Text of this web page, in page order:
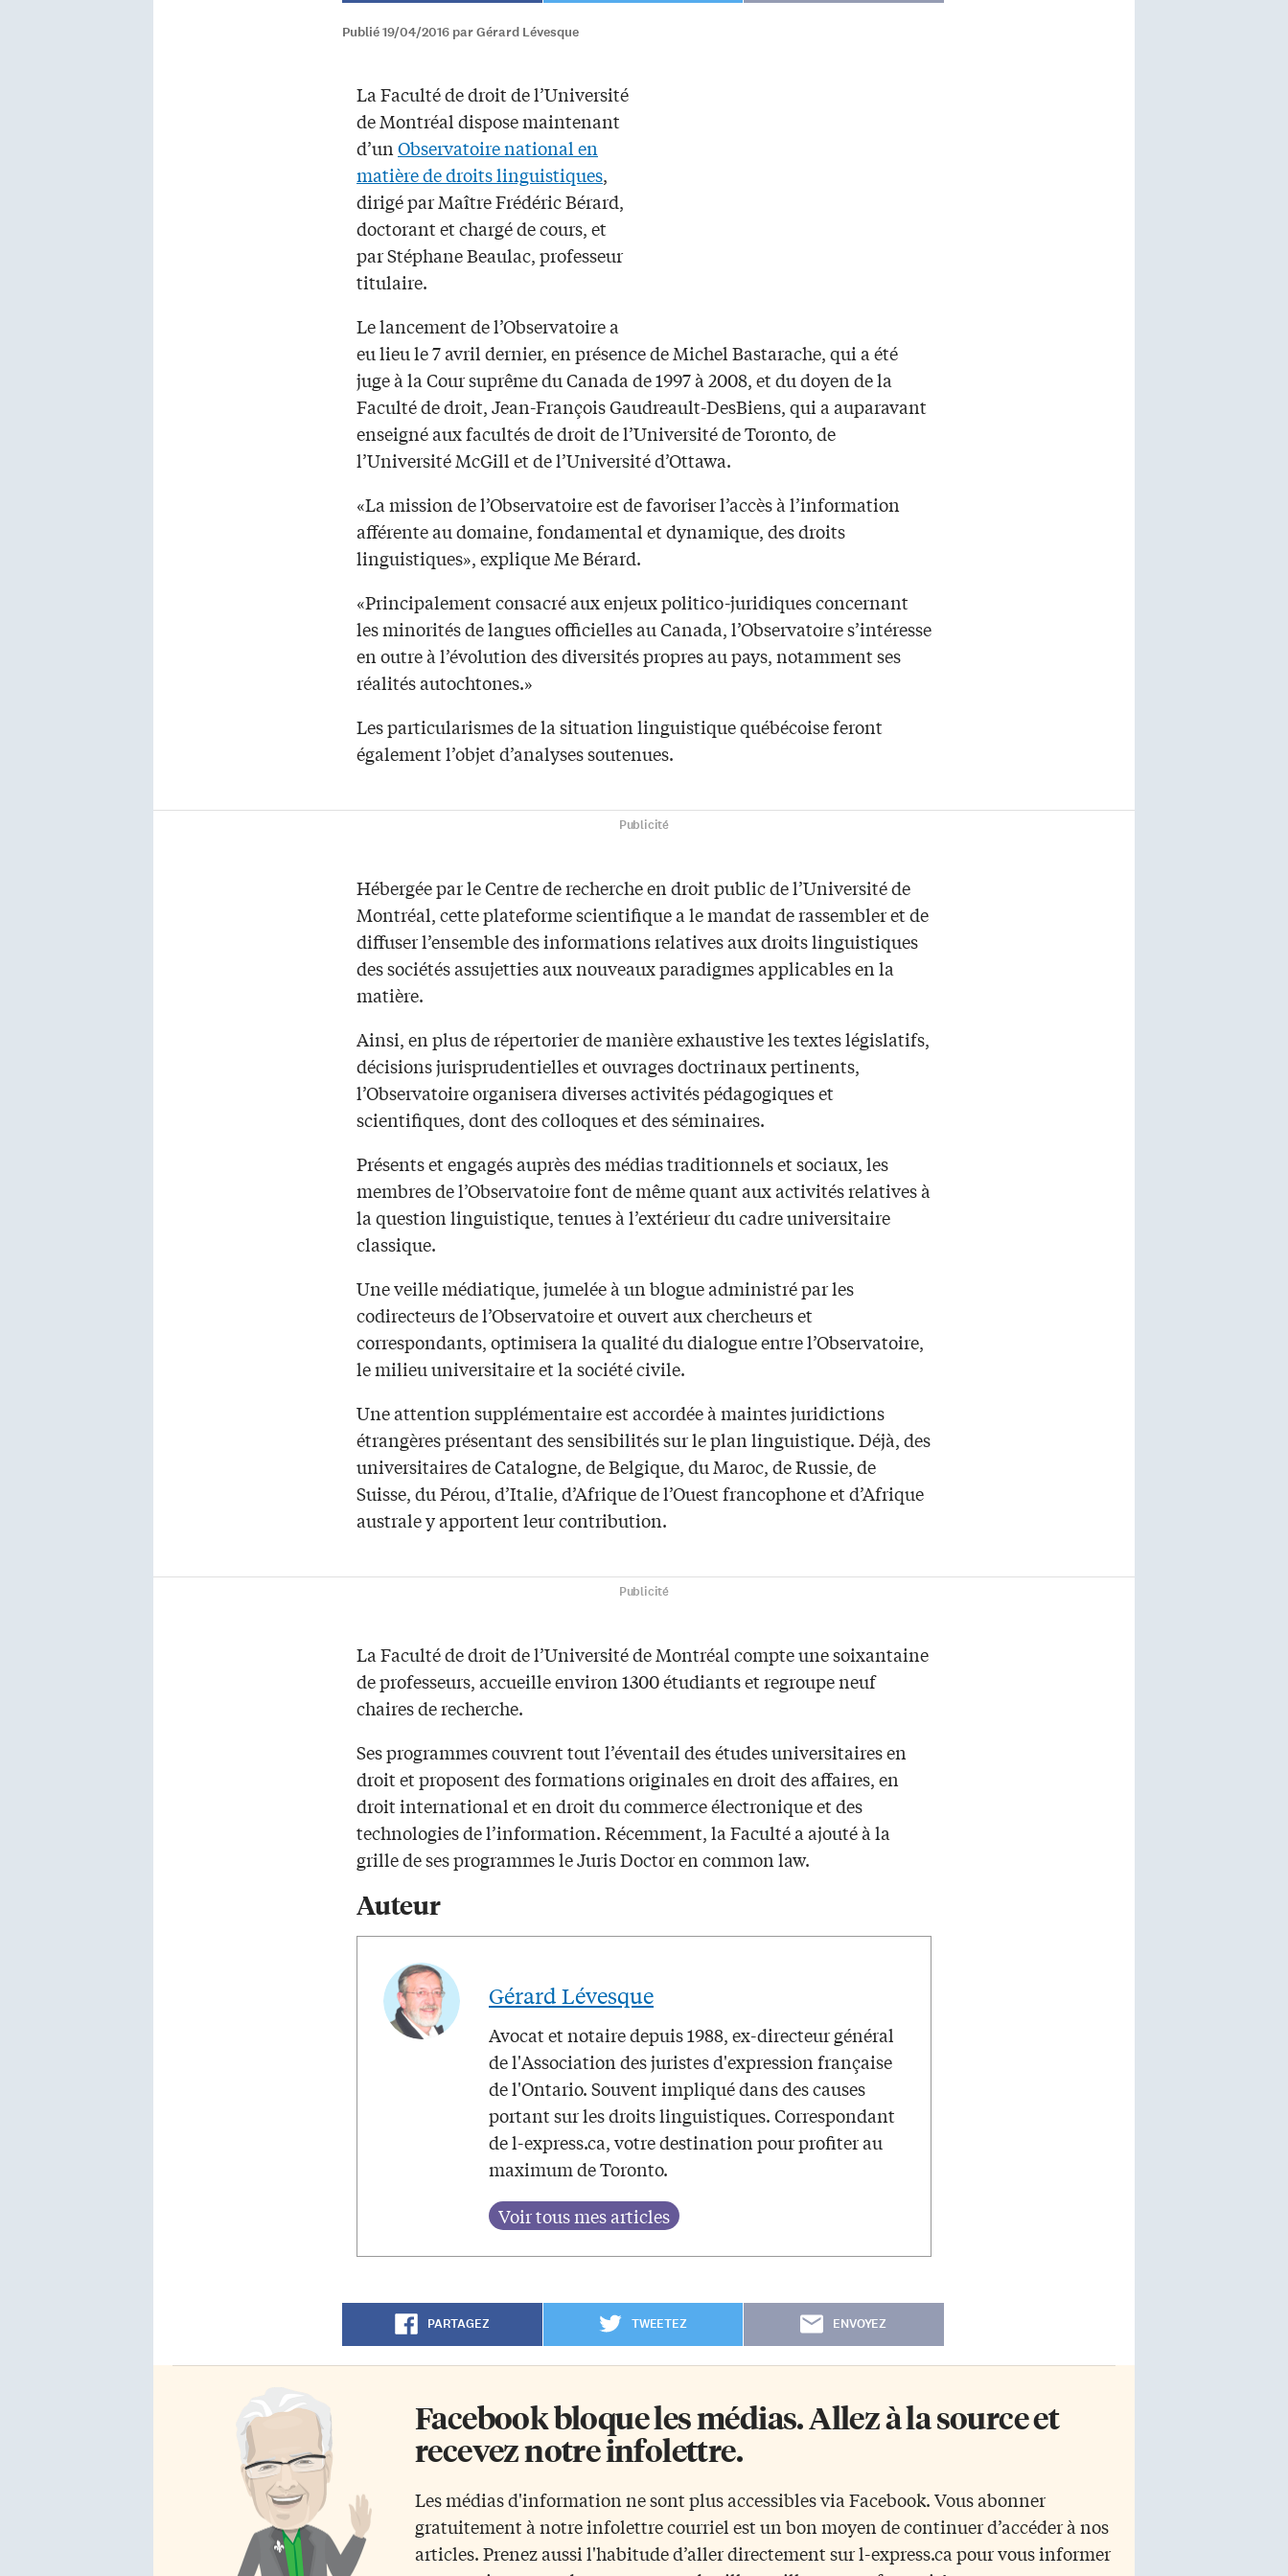
Publié 19/04/2016 par Gérard Lévesque
La Faculté de droit de l’Université
de Montréal dispose maintenant
d’unObservatoire national en
matière de droits linguistiques,
dirigé par Maître Frédéric Bérard,
doctorant et chargé de cours, et
par Stéphane Beaulac, professeur
titulaire.
Le lancement de l’Observatoire a
eu lieu le 7 avril dernier, en présence de Michel Bastarache, qui a été
juge à la Cour suprême du Canada de 1997 à 2008, et du doyen de la
Faculté de droit, Jean-François Gaudreault-DesBiens, qui a auparavant
enseigné aux facultés de droit de l’Université de Toronto, de
l’Université McGill et de l’Université d’Ottawa.
«La mission de l’Observatoire est de favoriser l’accès à l’information
afférente au domaine, fondamental et dynamique, des droits
linguistiques», explique Me Bérard.
«Principalement consacré aux enjeux politico-juridiques concernant
les minorités de langues officielles au Canada, l’Observatoire s’intéresse
en outre à l’évolution des diversités propres au pays, notamment ses
réalités autochtones.»
Les particularismes de la situation linguistique québécoise feront
également l’objet d’analyses soutenues.
Publicité
Hébergée par le Centre de recherche en droit public de l’Université de
Montréal, cette plateforme scientifique a le mandat de rassembler et de
diffuser l’ensemble des informations relatives aux droits linguistiques
des sociétés assujetties aux nouveaux paradigmes applicables en la
matière.
Ainsi, en plus de répertorier de manière exhaustive les textes législatifs,
décisions jurisprudentielles et ouvrages doctrinaux pertinents,
l’Observatoire organisera diverses activités pédagogiques et
scientifiques, dont des colloques et des séminaires.
Présents et engagés auprès des médias traditionnels et sociaux, les
membres de l’Observatoire font de même quant aux activités relatives à
la question linguistique, tenues à l’extérieur du cadre universitaire
classique.
Une veille médiatique, jumelée à un blogue administré par les
codirecteurs de l’Observatoire et ouvert aux chercheurs et
correspondants, optimisera la qualité du dialogue entre l’Observatoire,
le milieu universitaire et la société civile.
Une attention supplémentaire est accordée à maintes juridictions
étrangères présentant des sensibilités sur le plan linguistique. Déjà, des
universitaires de Catalogne, de Belgique, du Maroc, de Russie, de
Suisse, du Pérou, d’Italie, d’Afrique de l’Ouest francophone et d’Afrique
australe y apportent leur contribution.
Publicité
La Faculté de droit de l’Université de Montréal compte une soixantaine
de professeurs, accueille environ 1300 étudiants et regroupe neuf
chaires de recherche.
Ses programmes couvrent tout l’éventail des études universitaires en
droit et proposent des formations originales en droit des affaires, en
droit international et en droit du commerce électronique et des
technologies de l’information. Récemment, la Faculté a ajouté à la
grille de ses programmes le Juris Doctor en common law.
Auteur
Gérard Lévesque
Avocat et notaire depuis 1988, ex-directeur général
de l'Association des juristes d'expression française
de l'Ontario. Souvent impliqué dans des causes
portant sur les droits linguistiques. Correspondant
de l-express.ca, votre destination pour profiter au
maximum de Toronto.
PARTAGEZ TWEETEZ ENVOYEZ
Facebook bloque les médias. Allez à la source et
recevez notre infolettre.
Les médias d'information ne sont plus accessibles via Facebook. Vous abonner
gratuitement à notre infolettre courriel est un bon moyen de continuer d’accéder à nos
articles. Prenez aussi l'habitude d’aller directement sur l-express.ca pour vous informer